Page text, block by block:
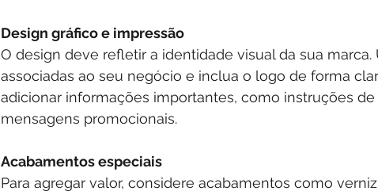
Design gráfico e impressão
O design deve refletir a identidade visual da sua
associadas ao seu negócio e inclua o logo de forma
adicionar informações importantes, como instruções
mensagens promocionais.
Acabamentos especiais
Para agregar valor, considere acabamentos como